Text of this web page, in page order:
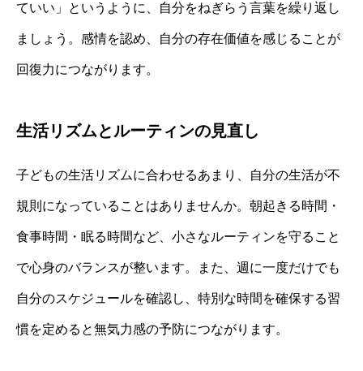
ていい」というように、自分をねぎらう言葉を繰り返し
ましょう。感情を認め、自分の存在価値を感じることが
回復力につながります。
生活リズムとルーティンの見直し
子どもの生活リズムに合わせるあまり、自分の生活が不
規則になっていることはありませんか。朝起きる時間・
食事時間・眠る時間など、小さなルーティンを守ること
で心身のバランスが整います。また、週に一度だけでも
自分のスケジュールを確認し、特別な時間を確保する習
慣を定めると無気力感の予防につながります。